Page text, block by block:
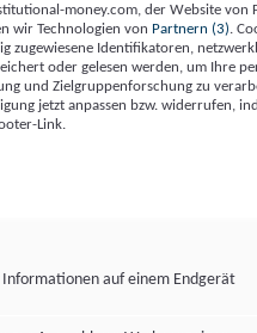
money.com, der Website von
wir Technologien von Partnern (3) .
zugewiesene Identifikatoren,
oder gelesen werden, um Ihre
und Zielgruppenforschung zu
jetzt anpassen bzw. widerrufen,
Link.
auf einem Endgerät